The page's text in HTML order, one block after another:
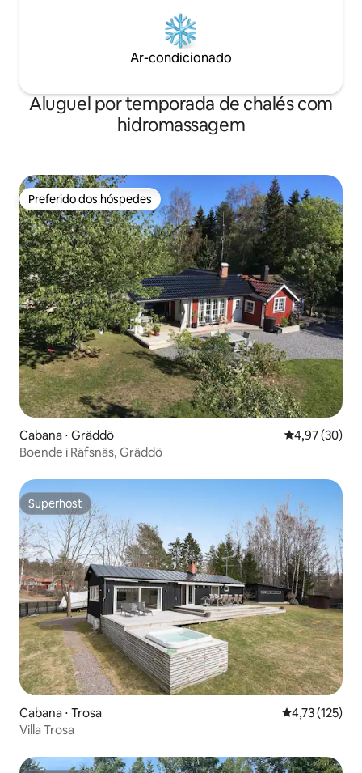
Ar-condicionado
Aluguel por temporada de chalés com
hidromassagem
Preferido dos hóspedes
Preferido dos hóspedes
Cabana ⋅ Gräddö 4,97 de uma
4,97 (30)
Boende i Räfsnäs, Gräddö
Superhost
Superhost
Cabana ⋅ Trosa 4,73 de uma
4,73 (125)
Villa Trosa